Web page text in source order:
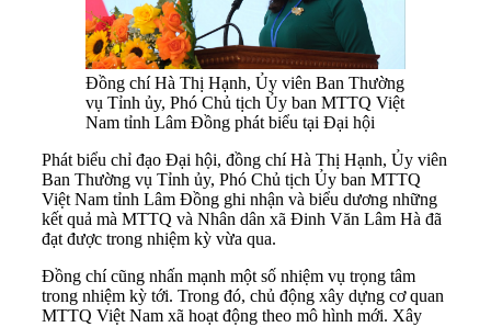
Đồng chí Hà Thị Hạnh, Ủy viên Ban Thường
vụ Tỉnh ủy, Phó Chủ tịch Ủy ban MTTQ Việt
Nam tỉnh Lâm Đồng phát biểu tại Đại hội
Phát biểu chỉ đạo Đại hội, đồng chí Hà Thị Hạnh, Ủy viên
Ban Thường vụ Tỉnh ủy, Phó Chủ tịch Ủy ban MTTQ
Việt Nam tỉnh Lâm Đồng ghi nhận và biểu dương những
kết quả mà MTTQ và Nhân dân xã Đinh Văn Lâm Hà đã
đạt được trong nhiệm kỳ vừa qua.
Đồng chí cũng nhấn mạnh một số nhiệm vụ trọng tâm
trong nhiệm kỳ tới. Trong đó, chủ động xây dựng cơ quan
MTTQ Việt Nam xã hoạt động theo mô hình mới. Xây